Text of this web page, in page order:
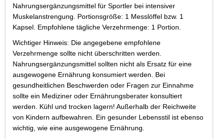
Nahrungsergänzungsmittel für Sportler bei intensiver
Muskelanstrengung. Portionsgröße: 1 Messlöffel bzw. 1
Kapsel. Empfohlene tägliche Verzehrmenge: 1 Portion.
Wichtiger Hinweis: Die angegebene empfohlene
Verzehrmenge sollte nicht überschritten werden.
Nahrungsergänzungsmittel sollten nicht als Ersatz für eine
ausgewogene Ernährung konsumiert werden. Bei
gesundheitlichen Beschwerden oder Fragen zur Einnahme
sollte ein Mediziner oder Ernährungsberater konsultiert
werden. Kühl und trocken lagern! Außerhalb der Reichweite
von Kindern aufbewahren. Ein gesunder Lebensstil ist ebenso
wichtig, wie eine ausgewogene Ernährung.